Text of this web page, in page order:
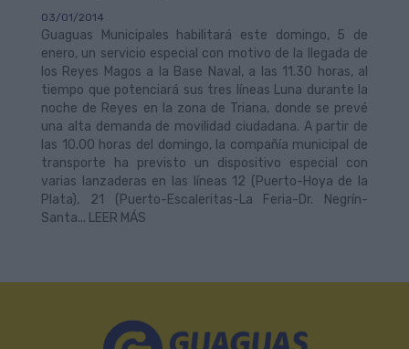
03/01/2014
Guaguas Municipales habilitará este domingo, 5 de
enero, un servicio especial con motivo de la llegada de
los Reyes Magos a la Base Naval, a las 11.30 horas, al
tiempo que potenciará sus tres líneas Luna durante la
noche de Reyes en la zona de Triana, donde se prevé
una alta demanda de movilidad ciudadana. A partir de
las 10.00 horas del domingo, la compañía municipal de
transporte ha previsto un dispositivo especial con
varias lanzaderas en las líneas 12 (Puerto-Hoya de la
Plata), 21 (Puerto-Escaleritas-La Feria-Dr. Negrín-
Santa... LEER MÁS